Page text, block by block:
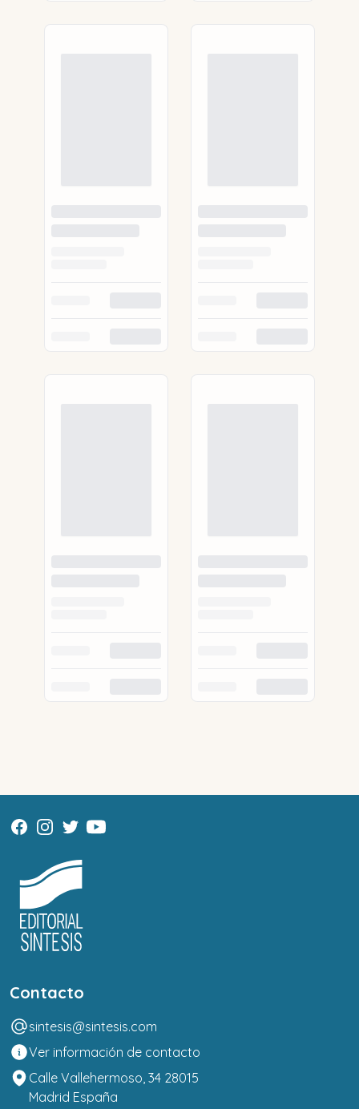
Contacto
sintesis@sintesis.com
Ver información de contacto
Calle Vallehermoso, 34 28015
Madrid España